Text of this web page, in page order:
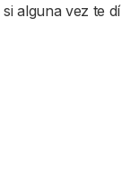
alguna vez te dí